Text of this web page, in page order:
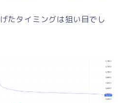
たタイミングは狙い目でし